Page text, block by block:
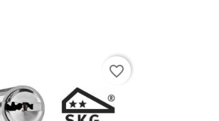
favorite_border